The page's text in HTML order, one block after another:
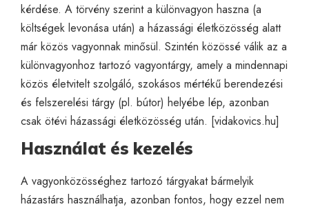
kérdése. A törvény szerint a különvagyon haszna (a
költségek levonása után) a házassági életközösség alatt
már közös vagyonnak minősül. Szintén közössé válik az a
különvagyonhoz tartozó vagyontárgy, amely a mindennapi
közös életvitelt szolgáló, szokásos mértékű berendezési
és felszerelési tárgy (pl. bútor) helyébe lép, azonban
csak ötévi házassági életközösség után. [vidakovics.hu]
Használat és kezelés
A vagyonközösséghez tartozó tárgyakat bármelyik
házastárs használhatja, azonban fontos, hogy ezzel nem